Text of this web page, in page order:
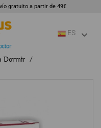
gratuito a partir de 49€
ES
Dormir